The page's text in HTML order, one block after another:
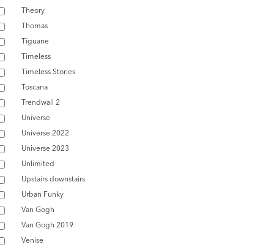
Theory
Thomas
Tiguane
Timeless
Timeless Stories
Toscana
Trendwall 2
Universe
Universe 2022
Universe 2023
Unlimited
Upstairs downstairs
Urban Funky
Van Gogh
Van Gogh 2019
Venise